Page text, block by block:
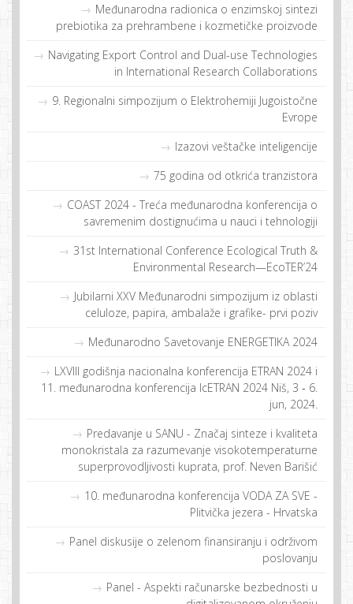
Međunarodna radionica o enzimskoj sintezi
prebiotika za prehrambene i kozmetičke proizvode
Navigating Export Control and Dual-use Technologies
in International Research Collaborations
9. Regionalni simpozijum o Elektrohemiji Jugoistočne
Evrope
Izazovi veštačke inteligencije
75 godina od otkrića tranzistora
COAST 2024 - Treća međunarodna konferencija o
savremenim dostignućima u nauci i tehnologiji
31st International Conference Ecological Truth &
Environmental Research—EcoTER’24
Jubilarni XXV Međunarodni simpozijum iz oblasti
celuloze, papira, ambalaže i grafike- prvi poziv
Međunarodno Savetovanje ENERGETIKA 2024
LXVIII godišnja nacionalna konferencija ETRAN 2024 i
11. međunarodna konferencija IcETRAN 2024 Niš, 3 ‐ 6.
jun, 2024.
Predavanje u SANU - Značaj sinteze i kvaliteta
monokristala za razumevanje visokotemperaturne
superprovodljivosti kuprata, prof. Neven Barišić
10. međunarodna konferencija VODA ZA SVE -
Plitvička jezera - Hrvatska
Panel diskusije o zelenom finansiranju i održivom
poslovanju
Panel - Aspekti računarske bezbednosti u